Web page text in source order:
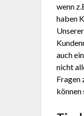
wenn
haben
auch
nicht
Fragen